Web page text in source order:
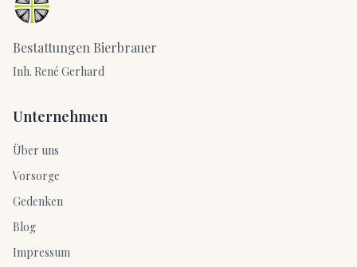
Bestattungen Bierbrauer
Inh. René Gerhard
Unternehmen
Über uns
Vorsorge
Gedenken
Blog
Impressum